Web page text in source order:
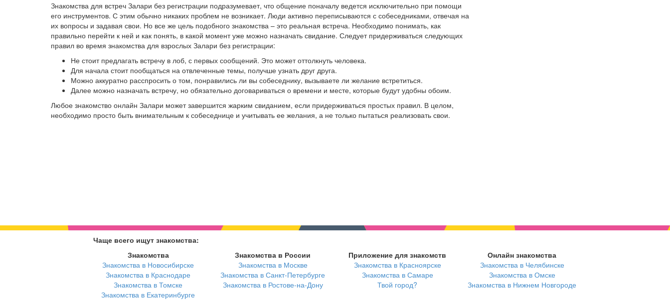
Знакомства для встреч Залари без регистрации подразумевает, что общение поначалу ведется исключительно при помощи
его инструментов. С этим обычно никаких проблем не возникает. Люди активно переписываются с собеседниками, отвечая на
их вопросы и задавая свои. Но все же цель подобного знакомства – это реальная встреча. Необходимо понимать, как
правильно перейти к ней и как понять, в какой момент уже можно назначать свидание. Следует придерживаться следующих
правил во время знакомства для взрослых Залари без регистрации:
Не стоит предлагать встречу в лоб, с первых сообщений. Это может оттолкнуть человека.
Для начала стоит пообщаться на отвлеченные темы, получше узнать друг друга.
Можно аккуратно расспросить о том, понравились ли вы собеседнику, вызываете ли желание встретиться.
Далее можно назначать встречу, но обязательно договариваться о времени и месте, которые будут удобны обоим.
Любое знакомство онлайн Залари может завершится жарким свиданием, если придерживаться простых правил. В целом,
необходимо просто быть внимательным к собеседнице и учитывать ее желания, а не только пытаться реализовать свои.
Чаще всего ищут знакомства:
Знакомства
Знакомства в Новосибирске
Знакомства в Краснодаре
Знакомства в Томске
Знакомства в Екатеринбурге
Знакомства в России
Знакомства в Москве
Знакомства в Санкт-Петербурге
Знакомства в Ростове-на-Дону
Приложение для знакомств
Знакомства в Красноярске
Знакомства в Самаре
Твой город?
Онлайн знакомства
Знакомства в Челябинске
Знакомства в Омске
Знакомства в Нижнем Новгороде